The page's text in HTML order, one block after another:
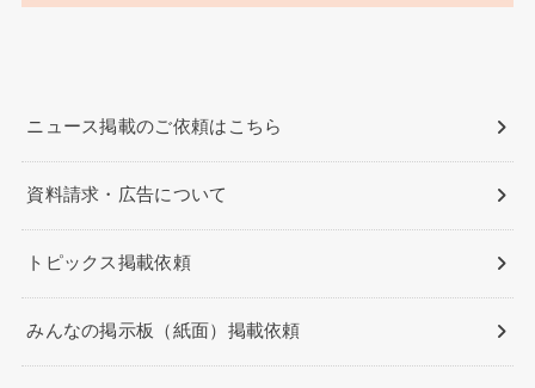
ニュース掲載のご依頼はこちら
資料請求・広告について
トピックス掲載依頼
みんなの掲示板（紙面）掲載依頼